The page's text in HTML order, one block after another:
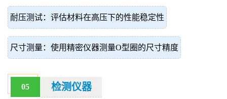
耐压测试：评估材料在高压下的性能稳定性
尺寸测量：使用精密仪器测量O型圈的尺寸精度
05 检测仪器